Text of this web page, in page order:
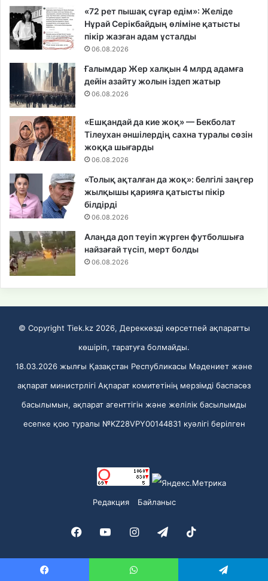
«72 рет пышақ сұғар едім»: Желіде
Нұрай Серікбайдың өліміне қатысты
пікір жазған адам ұсталды
06.08.2026
Ғалымдар Жер халқын 4 млрд адамға
дейін азайту жолын іздеп жатыр
06.08.2026
«Ешқандай да кие жоқ» — Бекболат
Тілеухан әншілердің сахна туралы сөзін
жоққа шығарды
06.08.2026
«Толық ақталған да жоқ»: белгілі заңгер
жылқышы қарияға қатысты пікір
білдірді
06.08.2026
Алаңда доп теуіп жүрген футболшыға
найзағай түсіп, мерт болды
06.08.2026
© Copyright Tiek.kz 2026, Дереккөзді көрсетпей ақпаратты
көшіріп, таратуға болмайды.
18.03.2026 жылғы Қазақстан Республикасы Мәдениет және
ақпарат министрлігі Ақпарат комитетінің мерзімді баспасөз
басылымын, ақпарат агенттігін және желілік басылымды
есепке қою туралы №KZ28VPY00144831 куәлігі берілген
Редакция Байланыс
FacebookYouTubeInstagramTelegram